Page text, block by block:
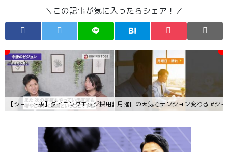
＼この記事が気に入ったらシェア！／
月曜日の天気でテンション変わる #シ
【ショート版】ダイニングエッジ採用動画Part2（2分40秒）